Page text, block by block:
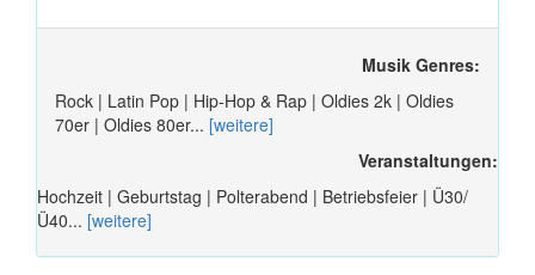
Musik Genres:
Rock | Latin Pop | Hip-Hop & Rap | Oldies 2k | Oldies
70er | Oldies 80er... [weitere]
Veranstaltungen:
Hochzeit | Geburtstag | Polterabend | Betriebsfeier | Ü30/
Ü40... [weitere]